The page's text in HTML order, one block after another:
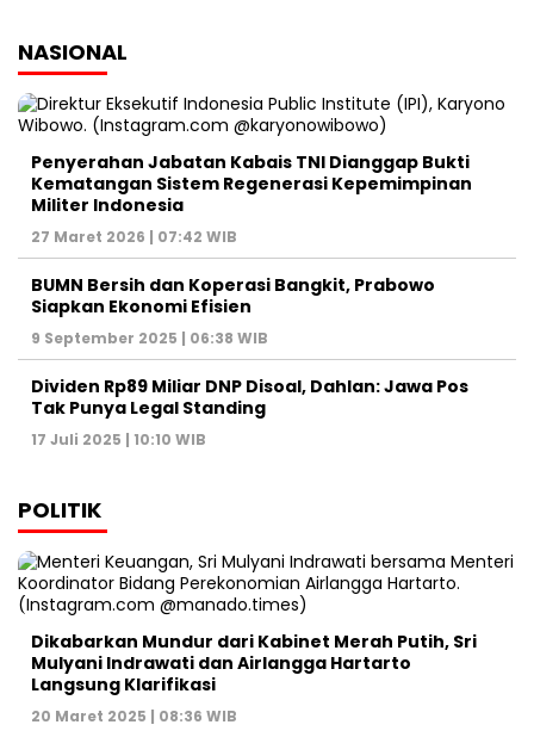
NASIONAL
Penyerahan Jabatan Kabais TNI Dianggap Bukti
Kematangan Sistem Regenerasi Kepemimpinan
Militer Indonesia
27 Maret 2026 | 07:42 WIB
BUMN Bersih dan Koperasi Bangkit, Prabowo
Siapkan Ekonomi Efisien
9 September 2025 | 06:38 WIB
Dividen Rp89 Miliar DNP Disoal, Dahlan: Jawa Pos
Tak Punya Legal Standing
17 Juli 2025 | 10:10 WIB
POLITIK
Dikabarkan Mundur dari Kabinet Merah Putih, Sri
Mulyani Indrawati dan Airlangga Hartarto
Langsung Klarifikasi
20 Maret 2025 | 08:36 WIB